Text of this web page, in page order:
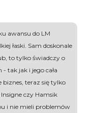
awansu do LM
łaski. Sam doskonale
to tylko świadczy o
tak jak i jego cała
biznes, teraz się tylko
czy Hamsik
i nie mieli problemów